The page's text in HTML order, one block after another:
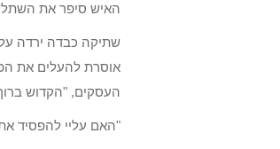
האיש סיפר את
שתיקה כבדה ירדה
אוסרת להעלים את
העסקים, "הקדוש
"האם עליי להפסיד